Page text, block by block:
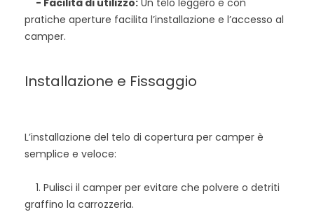
pratiche aperture facilita l’installazione e l’accesso al
camper.
Installazione e Fissaggio
L’installazione del telo di copertura per camper è
semplice e veloce:
1. Pulisci il camper per evitare che polvere o detriti
graffino la carrozzeria.